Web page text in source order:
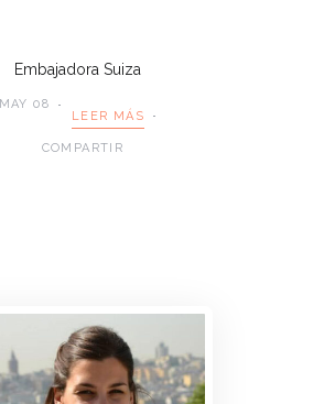
Embajadora Suiza
MAY 08
LEER MÁS
COMPARTIR